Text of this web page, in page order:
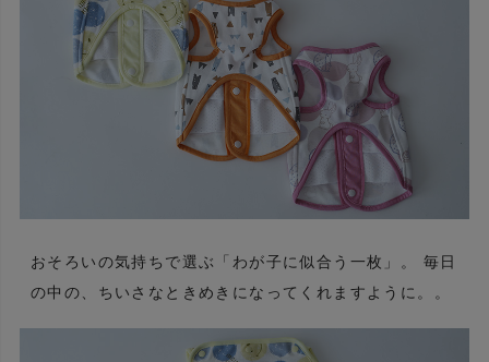
おそろいの気持ちで選ぶ「わが子に似合う一枚」。 毎日
の中の、ちいさなときめきになってくれますように。。